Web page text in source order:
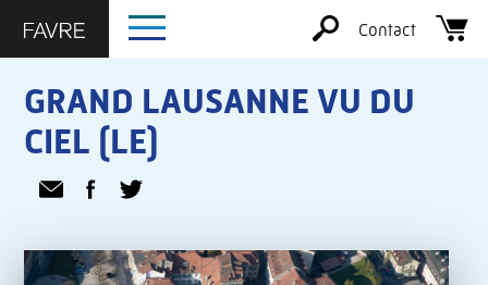
Contact
GRAND LAUSANNE VU DU
CIEL (LE)